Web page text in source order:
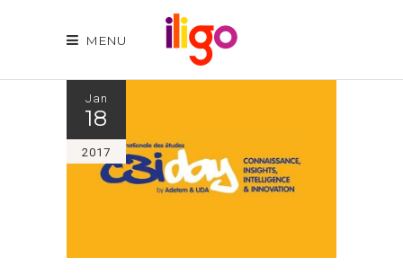
MENU
Jan
18
2017